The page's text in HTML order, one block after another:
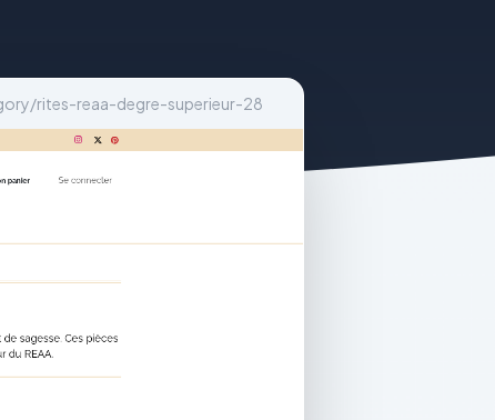
rites-reaa-degre-superieur-28